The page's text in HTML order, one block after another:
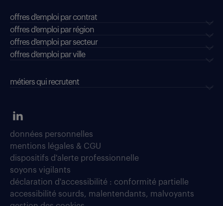
offres d'emploi par contrat
offres d'emploi par région
offres d'emploi par secteur
offres d’emploi par ville
métiers qui recrutent
données personnelles
mentions légales & CGU
dispositifs d'alerte professionnelle
soyons vigilants
déclaration d'accessibilité : conformité partielle
accessibilité sourds, malentendants, malvoyants